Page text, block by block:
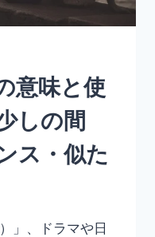
意味と使
しの間
ス・似た
」、ドラマや日